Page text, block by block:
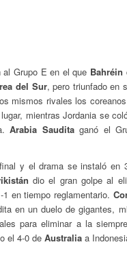
al Grupo E en el que Bahréin
del Sur, pero triunfado en
mismos rivales los
mientras Jordania se
Arabia Sauditaganó el
y el drama se instaló en
dio el gran golpe al
en tiempo reglamentario.
en un duelo de gigantes,
para eliminar a la
el 4-0 deAustralia a